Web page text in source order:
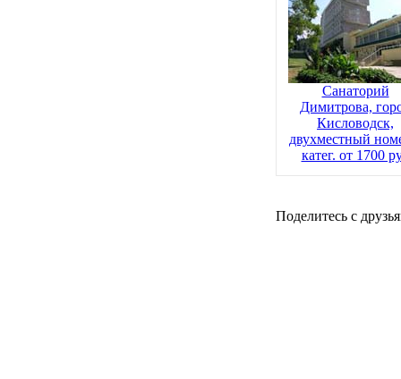
Санаторий
Димитрова,
Кисловодск,
двухместный
катег. от 1700
Поделитесь с